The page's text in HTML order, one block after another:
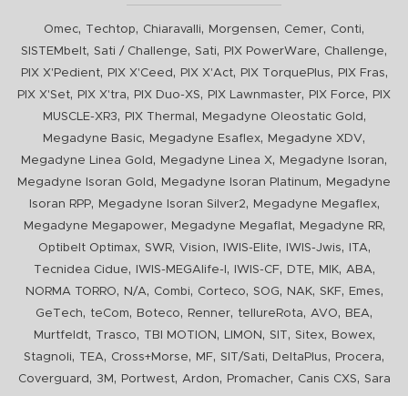
Omec, Techtop, Chiaravalli, Morgensen, Cemer, Conti,
SISTEMbelt, Sati / Challenge, Sati, PIX PowerWare, Challenge,
PIX X'Pedient, PIX X'Ceed , PIX X'Act, PIX TorquePlus, PIX Fras,
PIX X'Set, PIX X'tra, PIX Duo-XS, PIX Lawnmaster, PIX Force,
PIX
MUSCLE-XR3, PIX Thermal , Megadyne Oleostatic Gold ,
Megadyne Basic, Megadyne Esaflex, Megadyne XDV,
Megadyne Linea Gold , Megadyne Linea X, Megadyne Isoran,
Megadyne Isoran Gold , Megadyne Isoran Platinum,
Megadyne
Isoran RPP, Megadyne Isoran Silver2, Megadyne Megaflex,
Megadyne Megapower, Megadyne Megaflat, Megadyne RR,
Optibelt Optimax, SWR, Vision, IWIS-Elite, IWIS-Jwis, ITA,
Tecnidea Cidue, IWIS-MEGAlife-I , IWIS-CF, DTE, MIK, ABA,
NORMA TORRO, N/A, Combi, Corteco, SOG, NAK, SKF, Emes,
GeTech, teCom, Boteco, Renner, tellureRota, AVO, BEA,
Murtfeldt, Trasco, TBI MOTION , LIMON , SIT, Sitex, Bowex,
Stagnoli, TEA, Cross+Morse, MF, SIT/Sati, DeltaPlus, Procera,
Coverguard , 3M , Portwest, Ardon, Promacher, Canis CXS, Sara